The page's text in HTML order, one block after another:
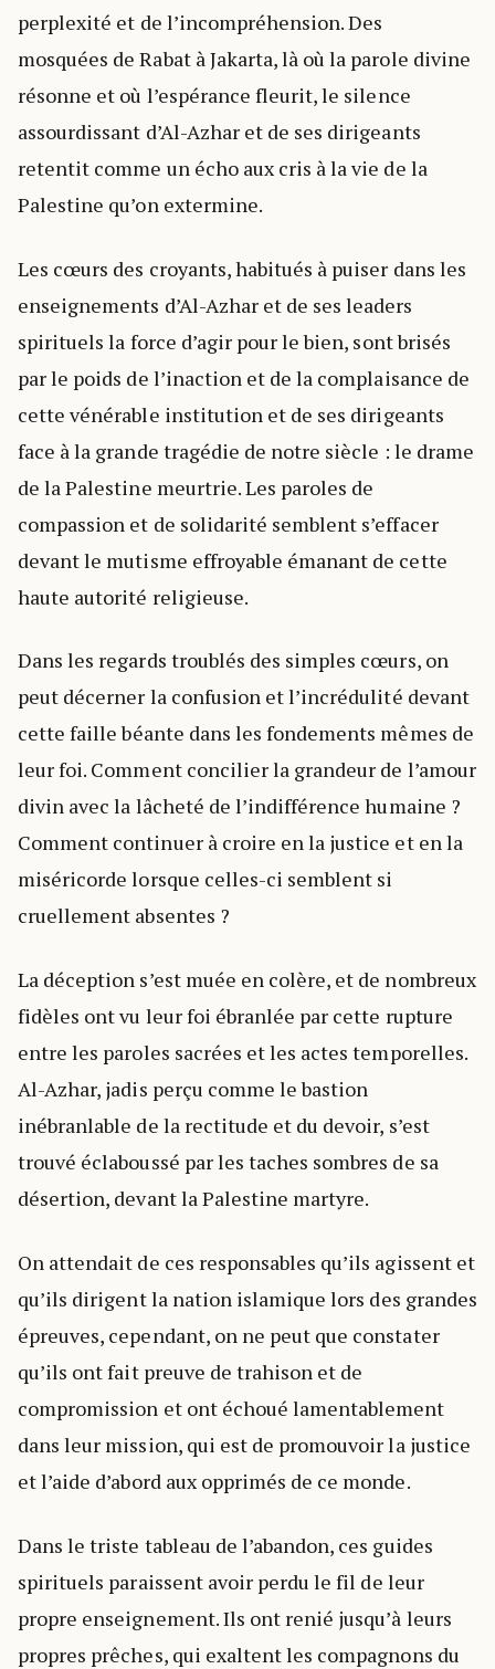
perplexité et de l’incompréhension. Des
mosquées de Rabat à Jakarta, là où la parole divine
résonne et où l’espérance fleurit, le silence
assourdissant d’Al-Azhar et de ses dirigeants
retentit comme un écho aux cris à la vie de la
Palestine qu’on extermine.
Les cœurs des croyants, habitués à puiser dans les
enseignements d’Al-Azhar et de ses leaders
spirituels la force d’agir pour le bien, sont brisés
par le poids de l’inaction et de la complaisance de
cette vénérable institution et de ses dirigeants
face à la grande tragédie de notre siècle : le drame
de la Palestine meurtrie. Les paroles de
compassion et de solidarité semblent s’effacer
devant le mutisme effroyable émanant de cette
haute autorité religieuse.
Dans les regards troublés des simples cœurs, on
peut décerner la confusion et l’incrédulité devant
cette faille béante dans les fondements mêmes de
leur foi. Comment concilier la grandeur de l’amour
divin avec la lâcheté de l’indifférence humaine ?
Comment continuer à croire en la justice et en la
miséricorde lorsque celles-ci semblent si
cruellement absentes ?
La déception s’est muée en colère, et de nombreux
fidèles ont vu leur foi ébranlée par cette rupture
entre les paroles sacrées et les actes temporelles.
Al-Azhar, jadis perçu comme le bastion
inébranlable de la rectitude et du devoir, s’est
trouvé éclaboussé par les taches sombres de sa
désertion, devant la Palestine martyre.
On attendait de ces responsables qu’ils agissent et
qu’ils dirigent la nation islamique lors des grandes
épreuves, cependant, on ne peut que constater
qu’ils ont fait preuve de trahison et de
compromission et ont échoué lamentablement
dans leur mission, qui est de promouvoir la justice
et l’aide d’abord aux opprimés de ce monde.
Dans le triste tableau de l’abandon, ces guides
spirituels paraissent avoir perdu le fil de leur
propre enseignement. Ils ont renié jusqu’à leurs
propres prêches, qui exaltent les compagnons du